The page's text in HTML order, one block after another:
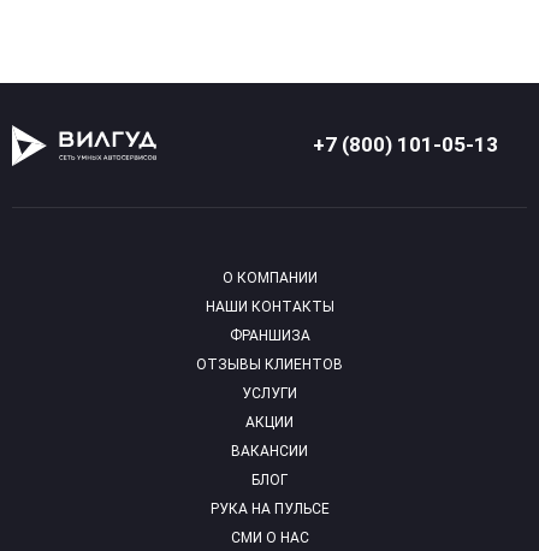
+7 (800) 101-05-13
О КОМПАНИИ
НАШИ КОНТАКТЫ
ФРАНШИЗА
ОТЗЫВЫ КЛИЕНТОВ
УСЛУГИ
АКЦИИ
ВАКАНСИИ
БЛОГ
РУКА НА ПУЛЬСЕ
СМИ О НАС